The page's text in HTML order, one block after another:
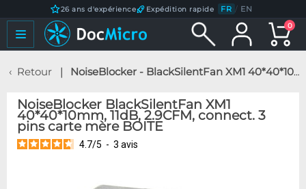
26 ans d'expérience Expédition rapide FR / EN
0
Retour NoiseBlocker - BlackSilentFan XM1 40*40*10mm, 11dB, 2.9CFM, connect. 3 pins carte mère BOITE
NoiseBlocker BlackSilentFan XM1
40*40*10mm, 11dB, 2.9CFM, connect. 3
pins carte mère BOITE
4.7/5 - 3 avis